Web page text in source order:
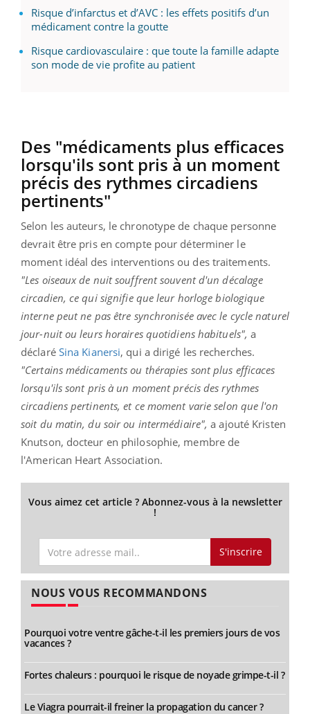
Risque d’infarctus et d’AVC : les effets positifs d’un
médicament contre la goutte
Risque cardiovasculaire : que toute la famille adapte
son mode de vie profite au patient
Des "médicaments plus efficaces
lorsqu'ils sont pris à un moment
précis des rythmes circadiens
pertinents"
Selon les auteurs, le chronotype de chaque personne
devrait être pris en compte pour déterminer le
moment idéal des interventions ou des traitements.
"Les oiseaux de nuit souffrent souvent d'un décalage
circadien, ce qui signifie que leur horloge biologique
interne peut ne pas être synchronisée avec le cycle naturel
jour-nuit ou leurs horaires quotidiens habituels", a
déclaré Sina Kianersi, qui a dirigé les recherches.
"Certains médicaments ou thérapies sont plus efficaces
lorsqu'ils sont pris à un moment précis des rythmes
circadiens pertinents, et ce moment varie selon que l'on
soit du matin, du soir ou intermédiaire", a ajouté Kristen
Knutson, docteur en philosophie, membre de
l'American Heart Association.
Vous aimez cet article ? Abonnez-vous à la newsletter
!
S'inscrire
NOUS VOUS RECOMMANDONS
Pourquoi votre ventre gâche-t-il les premiers jours de vos
vacances ?
Fortes chaleurs : pourquoi le risque de noyade grimpe-t-il ?
Le Viagra pourrait-il freiner la propagation du cancer ?